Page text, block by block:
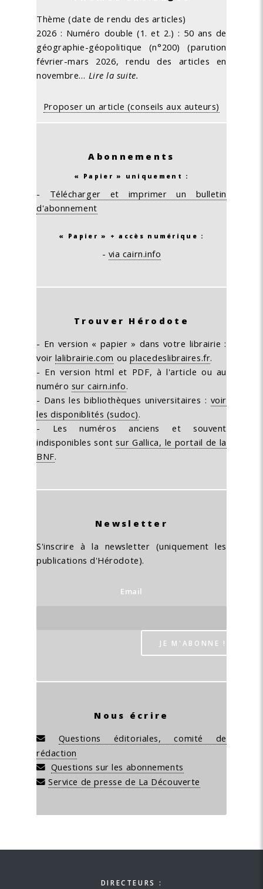
Thème (date de rendu des articles)
2026 : Numéro double (1. et 2.) : 50 ans de
géographie-géopolitique (n°200) (parution
février-mars 2026, rendu des articles en
novembre… Lire la suite.
Proposer un article (conseils aux auteurs)
Abonnements
« Papier » uniquement :
- Télécharger et imprimer un bulletin
d'abonnement
« Papier » + accès numérique :
- via cairn.info
Trouver Hérodote
- En version « papier » dans votre librairie :
voir lalibrairie.com ouplacedeslibraires.fr.
- En version html et PDF, à l'article ou au
numéro sur cairn.info.
- Dans les bibliothèques universitaires : voir
les disponiblités (sudoc).
- Les numéros anciens et souvent
indisponibles sontsur Gallica, le portail de la
BNF.
Newsletter
S'inscrire à la newsletter (uniquement les
publications d'Hérodote).
Email
Nous écrire
Questions éditoriales, comité de
rédaction
Questions sur les abonnements
Service de presse de La Découverte
DIRECTEURS :